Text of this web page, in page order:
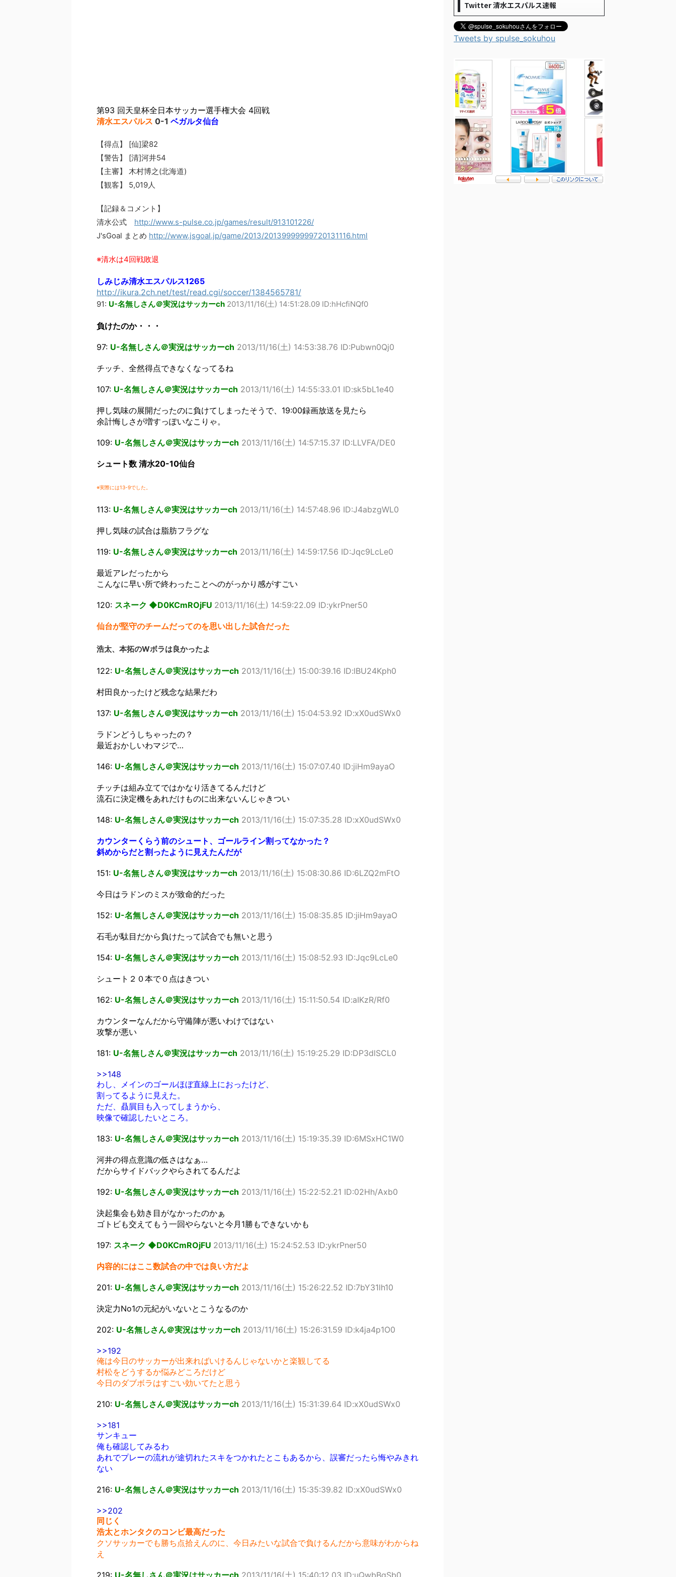
第93 回天皇杯全日本サッカー選手権大会 4回戦
清水エスパルス 0-1 ベガルタ仙台
【得点】 [仙]梁82
【警告】 [清]河井54
【主審】 木村博之(北海道)
【観客】 5,019人
【記録＆コメント】
清水公式 http://www.s-pulse.co.jp/games/result/913101226/
J'sGoal まとめ http://www.jsgoal.jp/game/2013/20139999999720131116.html
※清水は4回戦敗退
しみじみ清水エスパルス1265
http://ikura.2ch.net/test/read.cgi/soccer/1384565781/
91: U-名無しさん＠実況はサッカーch 2013/11/16(土) 14:51:28.09 ID:hHcfiNQf0
負けたのか・・・
97: U-名無しさん＠実況はサッカーch 2013/11/16(土) 14:53:38.76 ID:Pubwn0Qj0
チッチ、全然得点できなくなってるね
107: U-名無しさん＠実況はサッカーch 2013/11/16(土) 14:55:33.01 ID:sk5bL1e40
押し気味の展開だったのに負けてしまったそうで、19:00録画放送を見たら
余計悔しさが増すっぽいなこりゃ。
109: U-名無しさん＠実況はサッカーch 2013/11/16(土) 14:57:15.37 ID:LLVFA/DE0
シュート数 清水20-10仙台
※実際には13-9でした。
113: U-名無しさん＠実況はサッカーch 2013/11/16(土) 14:57:48.96 ID:J4abzgWL0
押し気味の試合は脂肪フラグな
119: U-名無しさん＠実況はサッカーch 2013/11/16(土) 14:59:17.56 ID:Jqc9LcLe0
最近アレだったから
こんなに早い所で終わったことへのがっかり感がすごい
120: スネーク ◆D0KCmROjFU 2013/11/16(土) 14:59:22.09 ID:ykrPner50
仙台が堅守のチームだってのを思い出した試合だった
浩太、本拓のWボラは良かったよ
122: U-名無しさん＠実況はサッカーch 2013/11/16(土) 15:00:39.16 ID:lBU24Kph0
村田良かったけど残念な結果だわ
137: U-名無しさん＠実況はサッカーch 2013/11/16(土) 15:04:53.92 ID:xX0udSWx0
ラドンどうしちゃったの？
最近おかしいわマジで…
146: U-名無しさん＠実況はサッカーch 2013/11/16(土) 15:07:07.40 ID:jiHm9ayaO
チッチは組み立てではかなり活きてるんだけど
流石に決定機をあれだけものに出来ないんじゃきつい
148: U-名無しさん＠実況はサッカーch 2013/11/16(土) 15:07:35.28 ID:xX0udSWx0
カウンターくらう前のシュート、ゴールライン割ってなかった？
斜めからだと割ったように見えたんだが
151: U-名無しさん＠実況はサッカーch 2013/11/16(土) 15:08:30.86 ID:6LZQ2mFtO
今日はラドンのミスが致命的だった
152: U-名無しさん＠実況はサッカーch 2013/11/16(土) 15:08:35.85 ID:jiHm9ayaO
石毛が駄目だから負けたって試合でも無いと思う
154: U-名無しさん＠実況はサッカーch 2013/11/16(土) 15:08:52.93 ID:Jqc9LcLe0
シュート２０本で０点はきつい
162: U-名無しさん＠実況はサッカーch 2013/11/16(土) 15:11:50.54 ID:aIKzR/Rf0
カウンターなんだから守備陣が悪いわけではない
攻撃が悪い
181: U-名無しさん＠実況はサッカーch 2013/11/16(土) 15:19:25.29 ID:DP3dlSCL0
>>148
わし、メインのゴールほぼ直線上におったけど、
割ってるように見えた。
ただ、贔屓目も入ってしまうから、
映像で確認したいところ。
183: U-名無しさん＠実況はサッカーch 2013/11/16(土) 15:19:35.39 ID:6MSxHC1W0
河井の得点意識の低さはなぁ…
だからサイドバックやらされてるんだよ
192: U-名無しさん＠実況はサッカーch 2013/11/16(土) 15:22:52.21 ID:02Hh/Axb0
決起集会も効き目がなかったのかぁ
ゴトビも交えてもう一回やらないと今月1勝もできないかも
197: スネーク ◆D0KCmROjFU 2013/11/16(土) 15:24:52.53 ID:ykrPner50
内容的にはここ数試合の中では良い方だよ
201: U-名無しさん＠実況はサッカーch 2013/11/16(土) 15:26:22.52 ID:7bY31lh10
決定力No1の元紀がいないとこうなるのか
202: U-名無しさん＠実況はサッカーch 2013/11/16(土) 15:26:31.59 ID:k4ja4p1O0
>>192
俺は今日のサッカーが出来ればいけるんじゃないかと楽観してる
村松をどうするか悩みどころだけど
今日のダブボラはすごい効いてたと思う
210: U-名無しさん＠実況はサッカーch 2013/11/16(土) 15:31:39.64 ID:xX0udSWx0
>>181
サンキュー
俺も確認してみるわ
あれでプレーの流れが途切れたスキをつかれたとこもあるから、誤審だったら悔やみきれ
ない
216: U-名無しさん＠実況はサッカーch 2013/11/16(土) 15:35:39.82 ID:xX0udSWx0
>>202
同じく
浩太とホンタクのコンビ最高だった
クソサッカーでも勝ち点拾えんのに、今日みたいな試合で負けるんだから意味がわからね
え
219: U-名無しさん＠実況はサッカーch 2013/11/16(土) 15:40:12.03 ID:uQwbBgSb0
Twitter 清水エスパルス速報
Tweets by spulse_sokuhou